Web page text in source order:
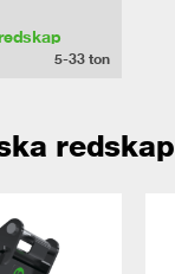
5-33ton
redskap